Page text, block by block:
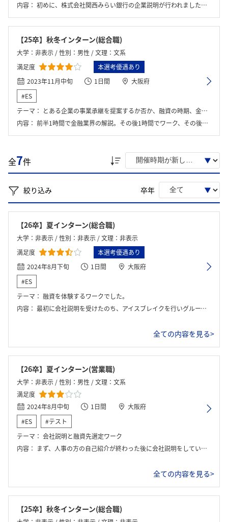
内容： 初めに、株式会社関西みらい銀行の企業説明が行われました。その後、ワーク説明を受け、グループワークを行いました。ワークでは、社長になりきった社員の方からヒアリングを行い、最適なアドバイスとアイデアを考え、最後に発表を行いました。そして、最後には、社員の方にフィードバックをいただき、質問できる機会もありました。
【25卒】秋冬インターン(総合職)
大学：非表示 / 性別：男性 / 文理：文系
満足度
本選考優遇あり
2023年11月中旬
1日間
大阪府
#ES
テーマ： とある企業の事業承継を提案するか否か、融資の時期、金額を最適になるようにする。
内容： 前半1時間で金融業界の解説。その後1時間でワーク、その後30分ほど座談会。
全7件
絞り込み 卒年
【26卒】夏インターン(総合職)
大学：非表示 / 性別：非表示 / 文理：非表示
満足度
本選考優遇あり
2024年8月下旬
1日間
大阪府
#ES
テーマ： 融資を体験するワークでした。
内容： 最初に会社説明を受けたのち、アイスブレイクを行いグループワークが始まりました。グループワークは実際の融資を想定したものでした。
全ての内容を見る>
【26卒】夏インターン(営業職)
大学：非表示 / 性別：男性 / 文理：文系
満足度
2024年8月中旬
1日間
大阪府
#ES
#テスト
テーマ： 会社説明と融資先選定ワーク
内容： まず、人事の方の自己紹介が終わった後に会社説明をしていただきました。その後、グループで融資先を選定するために話し合って結論を出すワークを行いました。
全ての内容を見る>
【25卒】秋冬インターン(総合職)